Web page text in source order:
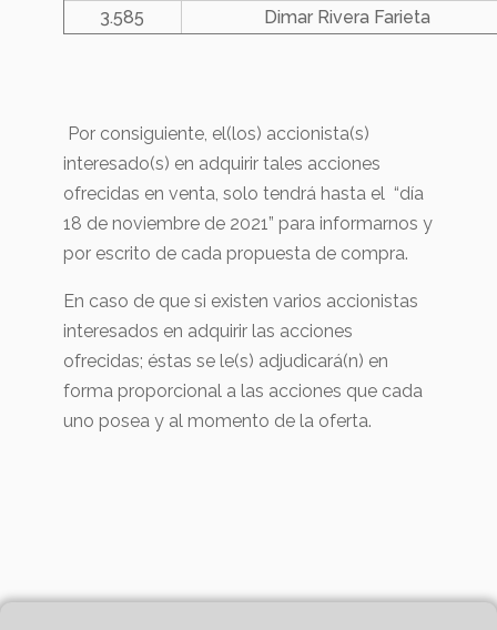
3.585 Dimar Rivera Farieta
Por consiguiente, el(los) accionista(s)
interesado(s) en adquirir tales acciones
ofrecidas en venta, solo tendrá hasta el “día
18 de noviembre de 2021” para informarnos y
por escrito de cada propuesta de compra.
En caso de que si existen varios accionistas
interesados en adquirir las acciones
ofrecidas; éstas se le(s) adjudicará(n) en
forma proporcional a las acciones que cada
uno posea y al momento de la oferta.